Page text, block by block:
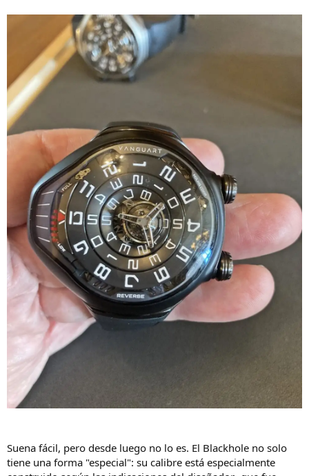
Suena fácil, pero desde luego no lo es. El Blackhole no solo
tiene una forma "especial": su calibre está especialmente